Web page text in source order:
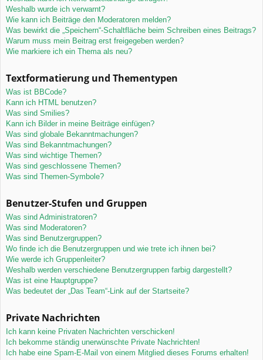
Weshalb wurde ich verwarnt?
Wie kann ich Beiträge den Moderatoren melden?
Was bewirkt die „Speichern“-Schaltfläche beim Schreiben eines Beitrags?
Warum muss mein Beitrag erst freigegeben werden?
Wie markiere ich ein Thema als neu?
Textformatierung und Thementypen
Was ist BBCode?
Kann ich HTML benutzen?
Was sind Smilies?
Kann ich Bilder in meine Beiträge einfügen?
Was sind globale Bekanntmachungen?
Was sind Bekanntmachungen?
Was sind wichtige Themen?
Was sind geschlossene Themen?
Was sind Themen-Symbole?
Benutzer-Stufen und Gruppen
Was sind Administratoren?
Was sind Moderatoren?
Was sind Benutzergruppen?
Wo finde ich die Benutzergruppen und wie trete ich ihnen bei?
Wie werde ich Gruppenleiter?
Weshalb werden verschiedene Benutzergruppen farbig dargestellt?
Was ist eine Hauptgruppe?
Was bedeutet der „Das Team“-Link auf der Startseite?
Private Nachrichten
Ich kann keine Privaten Nachrichten verschicken!
Ich bekomme ständig unerwünschte Private Nachrichten!
Ich habe eine Spam-E-Mail von einem Mitglied dieses Forums erhalten!